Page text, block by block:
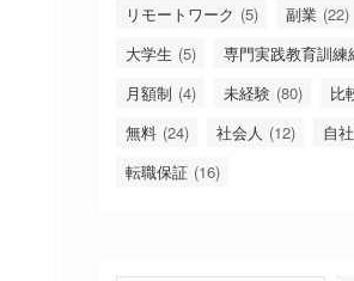
リモートワーク (5) 副業 (22)
大学生 (5) 専門実践教育訓練
月額制 (4) 未経験 (80) 比
無料 (24) 社会人 (12) 自
転職保証 (16)